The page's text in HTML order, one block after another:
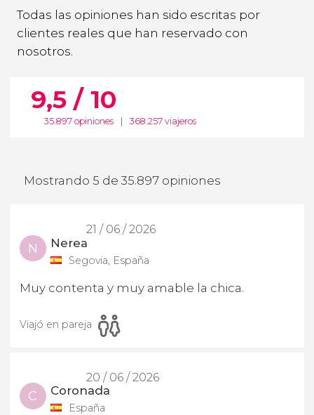
Todas las opiniones han sido escritas por
clientes reales que han reservado con
nosotros.
9,5 / 10
35.897 opiniones 368.257 viajeros
Mostrando 5 de 35.897 opiniones
21 / 06 / 2026
N Nerea
Segovia, España
Muy contenta y muy amable la chica.
Viajó en pareja
20 / 06 / 2026
C Coronada
España